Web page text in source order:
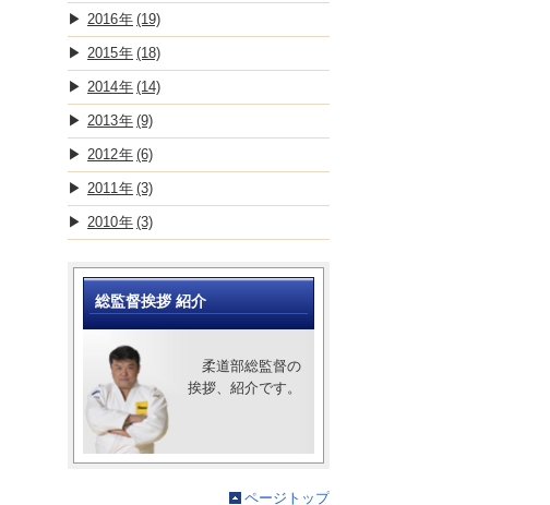
2016 (19)
2015 (18)
2014 (14)
2013 (9)
2012 (6)
2011 (3)
2010 (3)
総監督挨拶 紹介
柔道部総監督の
挨拶、紹介です。
ページトップ